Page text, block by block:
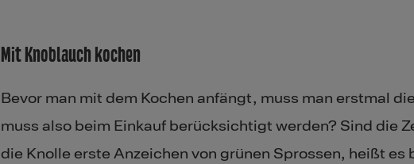
Mit Knoblauch kochen
Bevor man mit dem Kochen anfängt, muss man erstmal
muss also beim Einkauf berücksichtigt werden? Sind die
die Knolle erste Anzeichen von grünen Sprossen, heißt es